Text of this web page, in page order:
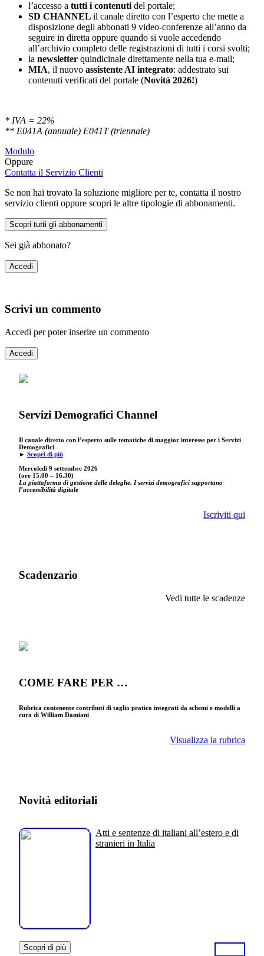
l’accesso a tutti i contenutidel portale;
SD CHANNEL il canale diretto con l’esperto che mette a
disposizione degli abbonati 9 video-conferenze all’anno da
seguire in diretta oppure quando si vuole accedendo
all’archivio completo delle registrazioni di tutti i corsi svolti;
la newsletter quindicinale direttamente nella tua e-mail;
MIA, il nuovo assistente AI integrato: addestrato sui
contenuti verificati del portale (Novità 2026!)
* IVA = 22%
** E041A (annuale) E041T (triennale)
Modulo
Oppure
Contatta il Servizio Clienti
Se non hai trovato la soluzione migliore per te, contatta il nostro
servizio clienti oppure scopri le altre tipologie di abbonamenti.
Scopri tutti gli abbonamenti
Sei già abbonato?
Accedi
Scrivi un commento
Accedi per poter inserire un commento
Accedi
Servizi Demografici Channel
Il canale diretto con l’esperto sulle tematiche di maggior interesse per i Servizi
Demografici
► Scopri di più
Mercoledì 9 settembre 2026
(ore 15.00 – 16.30)
La piattaforma di gestione delle deleghe. I servizi demografici supportano
l’accessibilità digitale
Iscriviti qui
Scadenzario
Vedi tutte le scadenze
COME FARE PER …
Rubrica contenente contributi di taglio pratico integrati da schemi e modelli a
cura di William Damiani
Visualizza la rubrica
Novità editoriali
Atti e sentenze di italiani all’estero e di
stranieri in Italia
Scopri di più